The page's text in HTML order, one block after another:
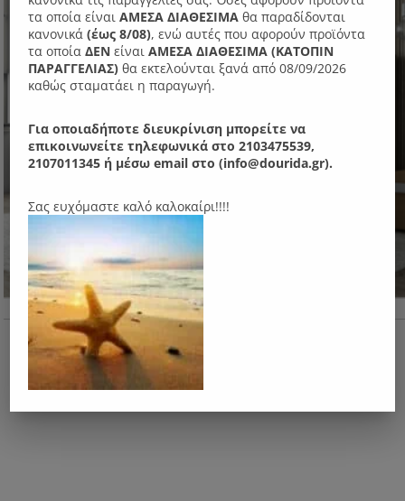
N01 Κρεβάτι Xloi με ύφασμα
ΑΠΌ: 540.00
τα οποία είναιΑΜΕΣΑ ΔΙΑΘΕΣΙΜΑ θα παραδίδονται
κανονικά(έως 8/08), ενώ αυτές που αφορούν προϊόντα
τα οποίαΔΕΝ είναι ΑΜΕΣΑ ΔΙΑΘΕΣΙΜΑ (ΚΑΤΟΠΙΝ
ΠΑΡΑΓΓΕΛIΑΣ) θα εκτελούνται ξανά από 08/09/2026
καθώς σταματάει η παραγωγή.
Για οποιαδήποτε διευκρίνιση μπορείτε να
επικοινωνείτε τηλεφωνικά στο 2103475539,
2107011345 ή μέσω email στο (info@dourida.gr).
Σας ευχόμαστε καλό καλοκαίρι!!!!